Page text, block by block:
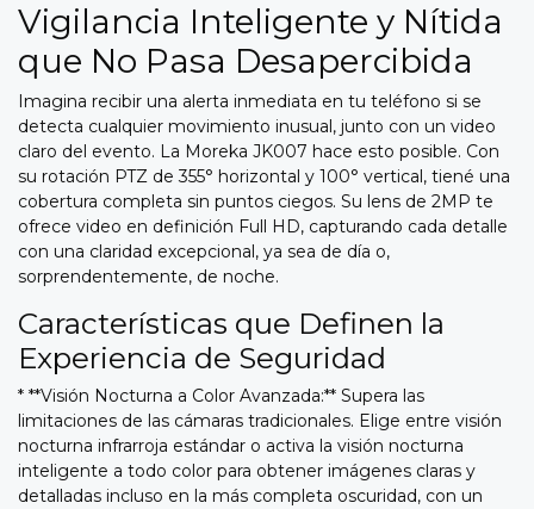
Vigilancia Inteligente y Nítida
que No Pasa Desapercibida
Imagina recibir una alerta inmediata en tu teléfono si se
detecta cualquier movimiento inusual, junto con un video
claro del evento. La Moreka JK007 hace esto posible. Con
su rotación PTZ de 355° horizontal y 100° vertical, tiené una
cobertura completa sin puntos ciegos. Su lens de 2MP te
ofrece video en definición Full HD, capturando cada detalle
con una claridad excepcional, ya sea de día o,
sorprendentemente, de noche.
Características que Definen la
Experiencia de Seguridad
* **Visión Nocturna a Color Avanzada:** Supera las
limitaciones de las cámaras tradicionales. Elige entre visión
nocturna infrarroja estándar o activa la visión nocturna
inteligente a todo color para obtener imágenes claras y
detalladas incluso en la más completa oscuridad, con un